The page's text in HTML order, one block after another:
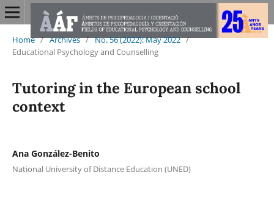
Home / Archives / No. 56 (2022): May 2022 /
Educational Psychology and Counselling
Tutoring in the European school
context
Ana González-Benito
National University of Distance Education (UNED)